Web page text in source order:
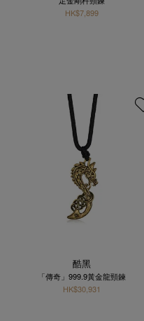
HK$7,899
酷黑
「傳奇」999.9黃金龍頸鍊
HK$30,931